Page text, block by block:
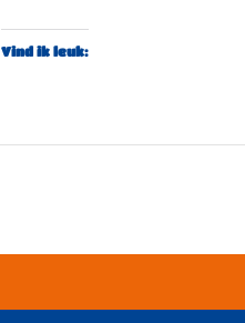
Vind ik leuk: